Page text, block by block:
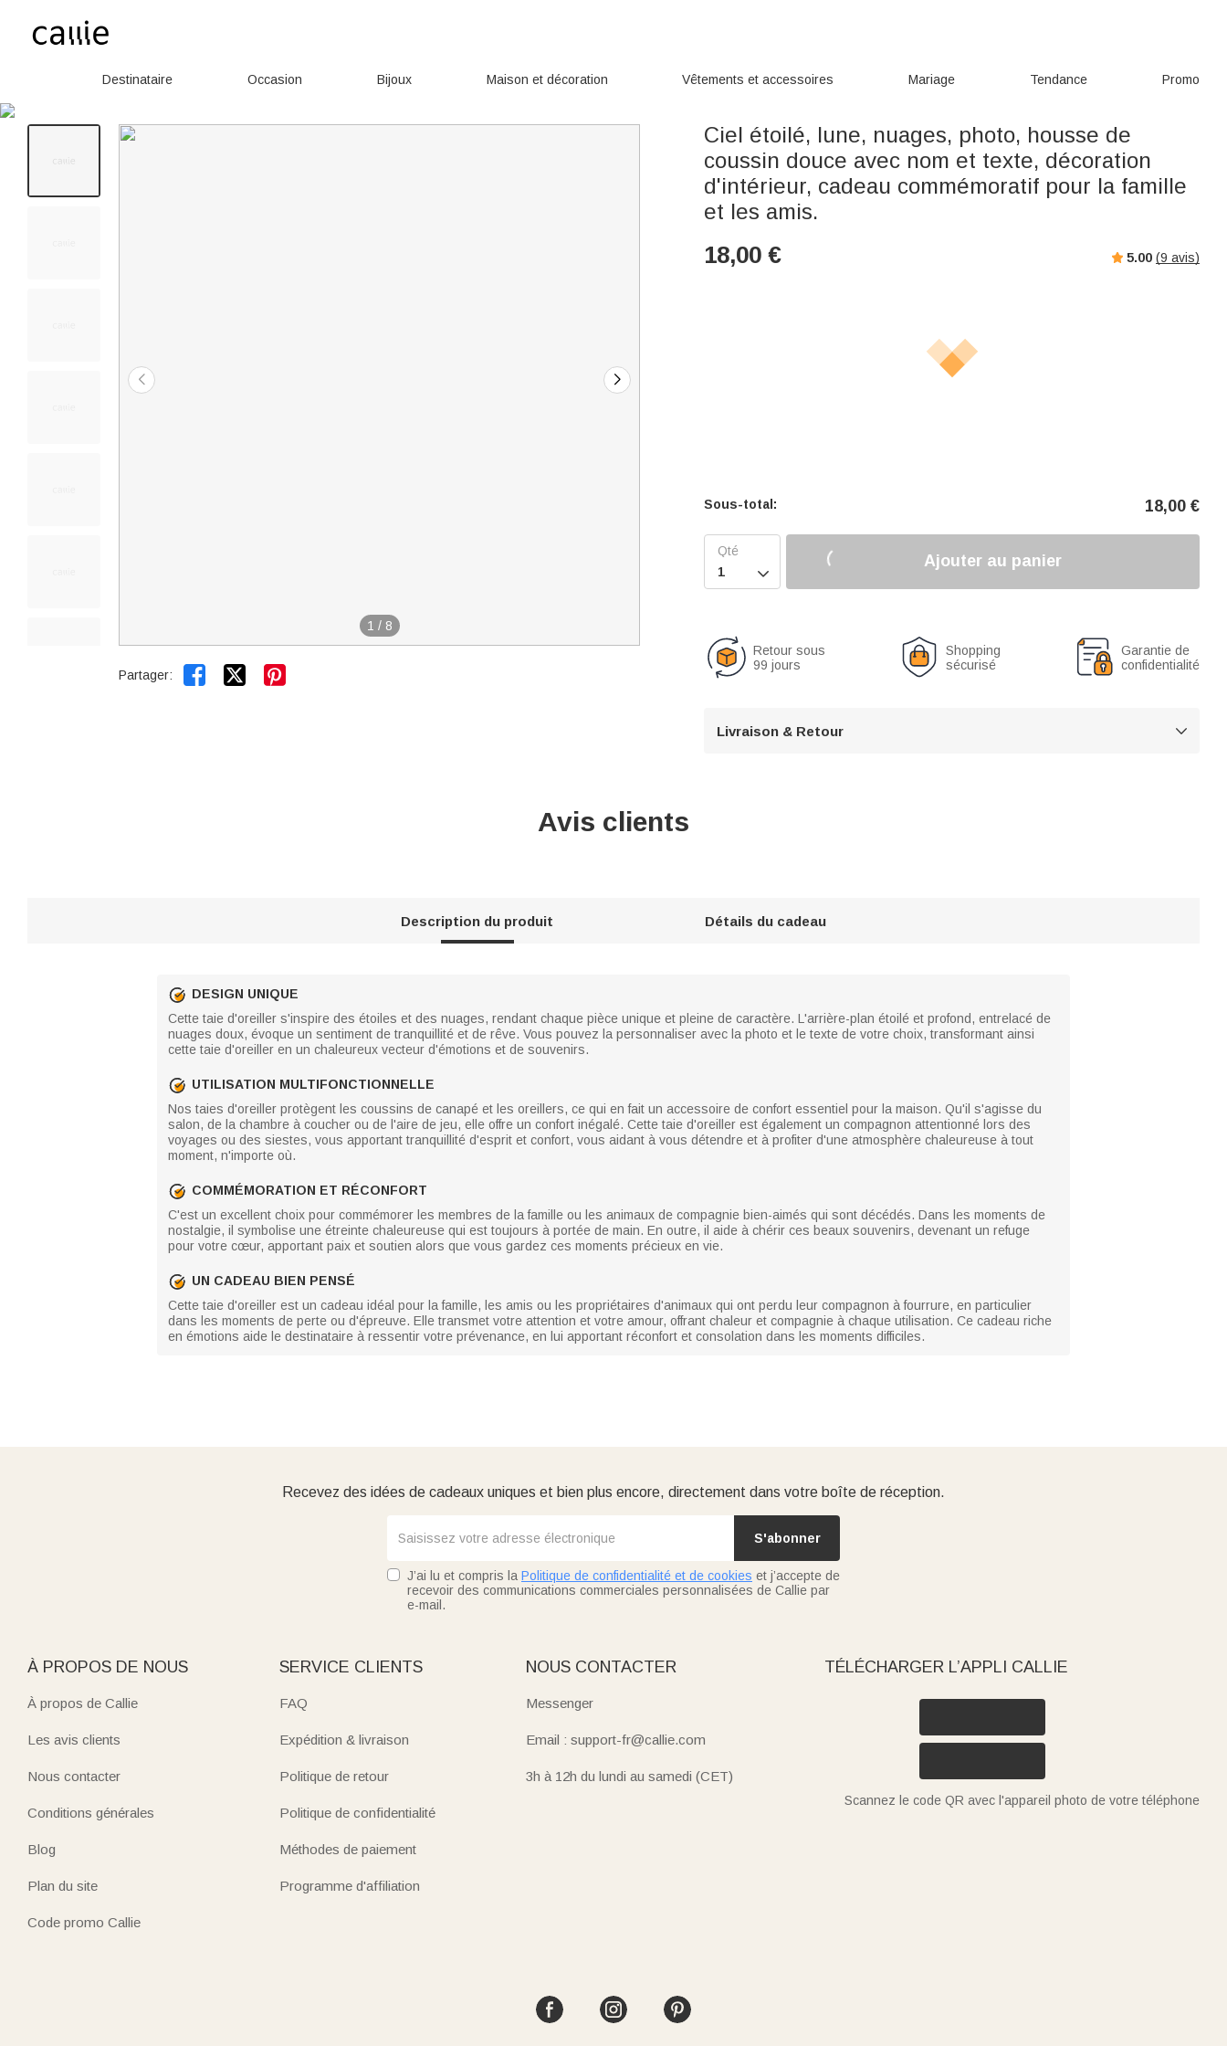
Destinataire Occasion Bijoux Maison et décoration Vêtements et accessoires Mariage Tendance Promo
1 / 8
Partager:  
Ciel étoilé, lune, nuages, photo, housse de
coussin douce avec nom et texte, décoration
d'intérieur, cadeau commémoratif pour la famille
et les amis.
18,00 € 5.00 (9 avis)
Sous-total: 18,00 €

Ajouter au panier
Retour sous
99 jours
Shopping
sécurisé
Garantie de
confidentialité
Livraison & Retour 
Avis clients
Description du produit Détails du cadeau
DESIGN UNIQUE
Cette taie d'oreiller s'inspire des étoiles et des nuages, rendant chaque pièce unique et pleine de caractère. L'arrière-plan étoilé et profond, entrelacé de
nuages doux, évoque un sentiment de tranquillité et de rêve. Vous pouvez la personnaliser avec la photo et le texte de votre choix, transformant ainsi
cette taie d'oreiller en un chaleureux vecteur d'émotions et de souvenirs.
UTILISATION MULTIFONCTIONNELLE
Nos taies d'oreiller protègent les coussins de canapé et les oreillers, ce qui en fait un accessoire de confort essentiel pour la maison. Qu'il s'agisse du
salon, de la chambre à coucher ou de l'aire de jeu, elle offre un confort inégalé. Cette taie d'oreiller est également un compagnon attentionné lors des
voyages ou des siestes, vous apportant tranquillité d'esprit et confort, vous aidant à vous détendre et à profiter d'une atmosphère chaleureuse à tout
moment, n'importe où.
COMMÉMORATION ET RÉCONFORT
C'est un excellent choix pour commémorer les membres de la famille ou les animaux de compagnie bien-aimés qui sont décédés. Dans les moments de
nostalgie, il symbolise une étreinte chaleureuse qui est toujours à portée de main. En outre, il aide à chérir ces beaux souvenirs, devenant un refuge
pour votre cœur, apportant paix et soutien alors que vous gardez ces moments précieux en vie.
UN CADEAU BIEN PENSÉ
Cette taie d'oreiller est un cadeau idéal pour la famille, les amis ou les propriétaires d'animaux qui ont perdu leur compagnon à fourrure, en particulier
dans les moments de perte ou d'épreuve. Elle transmet votre attention et votre amour, offrant chaleur et compagnie à chaque utilisation. Ce cadeau riche
en émotions aide le destinataire à ressentir votre prévenance, en lui apportant réconfort et consolation dans les moments difficiles.
Recevez des idées de cadeaux uniques et bien plus encore, directement dans votre boîte de réception.
S'abonner
J’ai lu et compris la Politique de confidentialité et de cookies et j’accepte de
recevoir des communications commerciales personnalisées de Callie par
e-mail.
À PROPOS DE NOUS
À propos de Callie
Les avis clients
Nous contacter
Conditions générales
Blog
Plan du site
Code promo Callie
SERVICE CLIENTS
FAQ
Expédition & livraison
Politique de retour
Politique de confidentialité
Méthodes de paiement
Programme d'affiliation
NOUS CONTACTER
Messenger
Email : support-fr@callie.com
3h à 12h du lundi au samedi (CET)
TÉLÉCHARGER L’APPLI CALLIE
Scannez le code QR avec l'appareil photo de votre téléphone